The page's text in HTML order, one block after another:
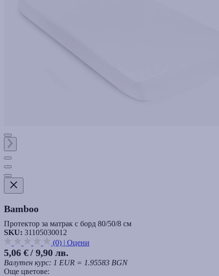
Bamboo
Протектор за матрак с борд 80/50/8 см
SKU: 31105030012
(0) | Оцени
5,06 €/ 9,90 лв.
Валутен курс: 1 EUR = 1.95583 BGN
Още цветове: